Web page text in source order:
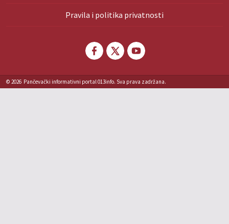
Pravila i politika privatnosti
© 2026 Pančevački informativni portal 013info. Sva prava zadržana.